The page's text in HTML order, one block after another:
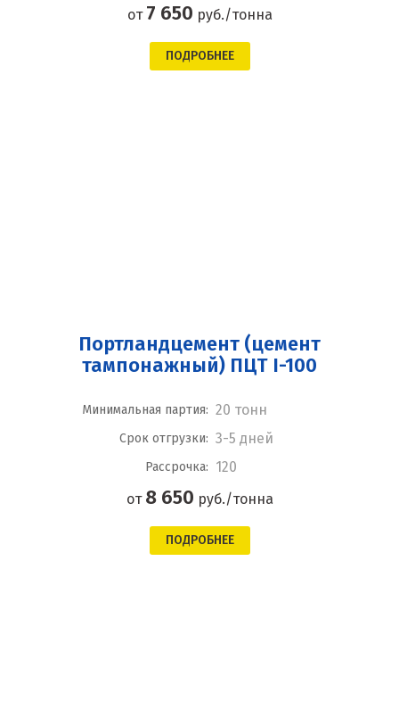
от 7 650 руб./тонна
ПОДРОБНЕЕ
Портландцемент (цемент
тампонажный) ПЦТ I-100
Минимальная партия: 20 тонн
Срок отгрузки: 3-5 дней
Рассрочка: 120
от 8 650 руб./тонна
ПОДРОБНЕЕ